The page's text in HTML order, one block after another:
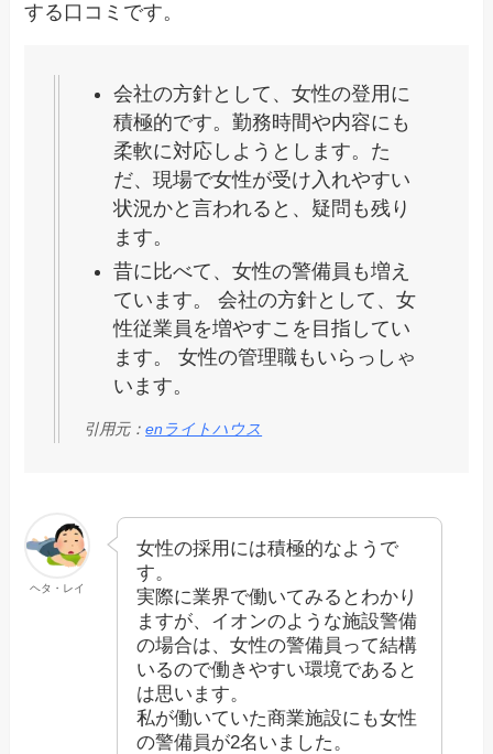
する口コミです。
会社の方針として、女性の登用に
積極的です。勤務時間や内容にも
柔軟に対応しようとします。た
だ、現場で女性が受け入れやすい
状況かと言われると、疑問も残り
ます。
昔に比べて、女性の警備員も増え
ています。 会社の方針として、女
性従業員を増やすこを目指してい
ます。 女性の管理職もいらっしゃ
います。
引用元：enライトハウス
ヘタ・レイ
女性の採用には積極的なようで
す。
実際に業界で働いてみるとわかり
ますが、イオンのような施設警備
の場合は、女性の警備員って結構
いるので働きやすい環境であると
は思います。
私が働いていた商業施設にも女性
の警備員が2名いました。